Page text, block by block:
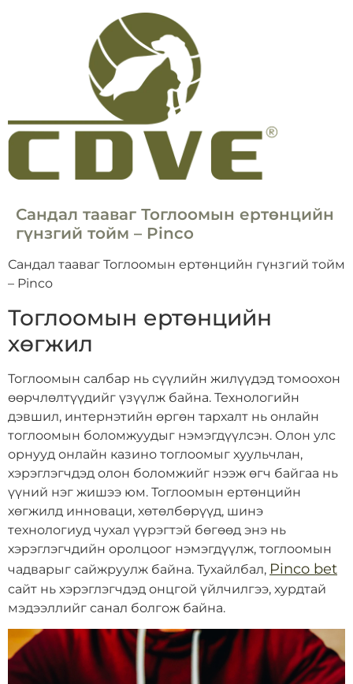
Сандал тааваг Тоглоомын ертөнцийн
гүнзгий тойм – Pinco
Сандал тааваг Тоглоомын ертөнцийн гүнзгий тойм
– Pinco
Тоглоомын ертөнцийн
хөгжил
Тоглоомын салбар нь сүүлийн жилүүдэд томоохон
өөрчлөлтүүдийг үзүүлж байна. Технологийн
дэвшил, интернэтийн өргөн тархалт нь онлайн
тоглоомын боломжуудыг нэмэгдүүлсэн. Олон улс
орнууд онлайн казино тоглоомыг хуульчлан,
хэрэглэгчдэд олон боломжийг нээж өгч байгаа нь
үүний нэг жишээ юм. Тоглоомын ертөнцийн
хөгжилд инноваци, хөтөлбөрүүд, шинэ
технологиуд чухал үүрэгтэй бөгөөд энэ нь
хэрэглэгчдийн оролцоог нэмэгдүүлж, тоглоомын
чадварыг сайжруулж байна. Тухайлбал, Pinco bet
сайт нь хэрэглэгчдэд онцгой үйлчилгээ, хурдтай
мэдээллийг санал болгож байна.